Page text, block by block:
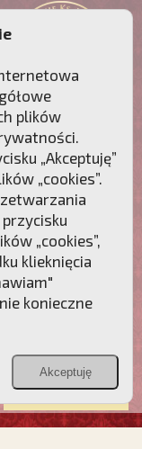
Przymierze
WESPRZYJ
NAS
plików
.
„Akceptuję”
„cookies”.
„cookies”,
klieknięcia
konieczne
Akceptuję